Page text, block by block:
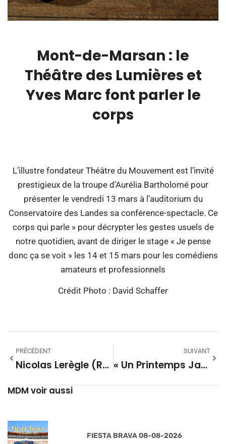
Mont-de-Marsan : le
Théâtre des Lumières et
Yves Marc font parler le
corps
L’illustre fondateur Théâtre du Mouvement est l’invité
prestigieux de la troupe d’Aurélia Bartholomé pour
présenter le vendredi 13 mars à l’auditorium du
Conservatoire des Landes sa conférence-spectacle. Ce
corps qui parle » pour décrypter les gestes usuels de
notre quotidien, avant de diriger le stage « Je pense
donc ça se voit » les 14 et 15 mars pour les comédiens
amateurs et professionnels
Crédit Photo : David Schaffer
PRÉCÉDENT
Nicolas Lerègle (RN) : « Mont De Marsan Mérite Beaucoup Mieux »
SUIVANT
« Un Printemps Japonais Pour L’Orchestre Montois »
MDM voir aussi
FIESTA BRAVA 08-08-2026